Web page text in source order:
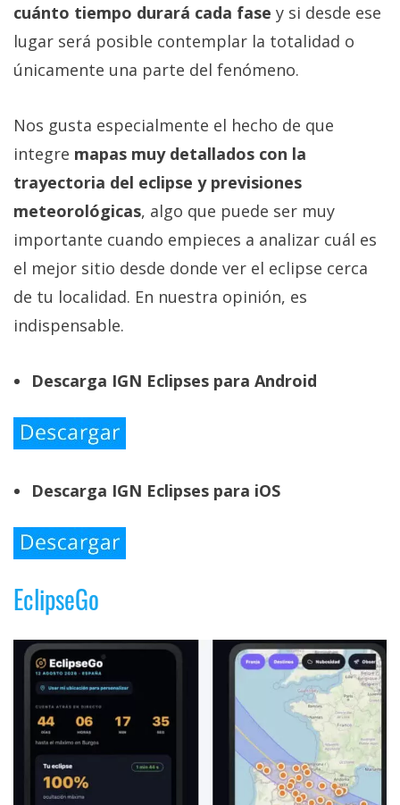
cuánto tiempo durará cada fase y si desde ese
lugar será posible contemplar la totalidad o
únicamente una parte del fenómeno.
Nos gusta especialmente el hecho de que
integre mapas muy detallados con la
trayectoria del eclipse y previsiones
meteorológicas, algo que puede ser muy
importante cuando empieces a analizar cuál es
el mejor sitio desde donde ver el eclipse cerca
de tu localidad. En nuestra opinión, es
indispensable.
Descarga IGN Eclipses para Android
Descarga IGN Eclipses para iOS
EclipseGo